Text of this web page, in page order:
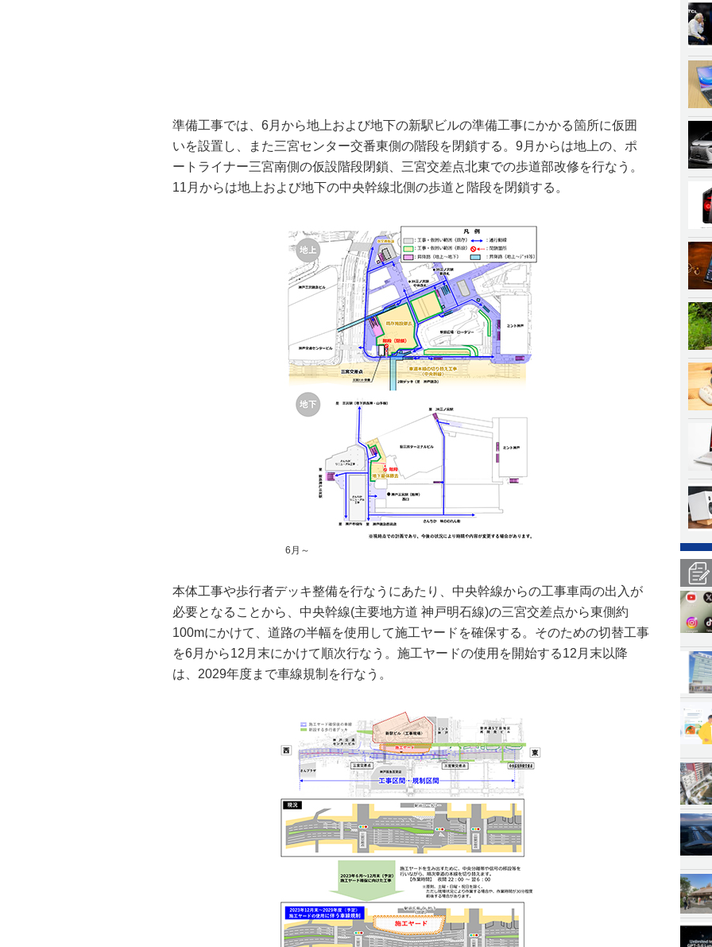
準備工事では、6月から地上および地下の新駅ビルの準備工事にかかる箇所に仮囲
いを設置し、また三宮センター交番東側の階段を閉鎖する。9月からは地上の、ポ
ートライナー三宮南側の仮設階段閉鎖、三宮交差点北東での歩道部改修を行なう。
11月からは地上および地下の中央幹線北側の歩道と階段を閉鎖する。
6月～
本体工事や歩行者デッキ整備を行なうにあたり、中央幹線からの工事車両の出入が
必要となることから、中央幹線(主要地方道 神戸明石線)の三宮交差点から東側約
100mにかけて、道路の半幅を使用して施工ヤードを確保する。そのための切替工事
を6月から12月末にかけて順次行なう。施工ヤードの使用を開始する12月末以降
は、2029年度まで車線規制を行なう。